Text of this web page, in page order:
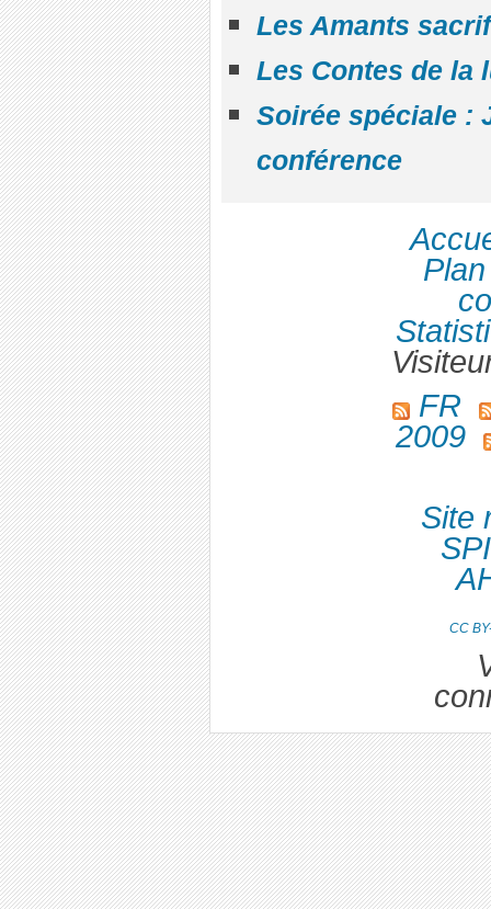
Les Amants
Les Contes de la
Soirée spéciale :
conférence
FR
2009
Site
CC